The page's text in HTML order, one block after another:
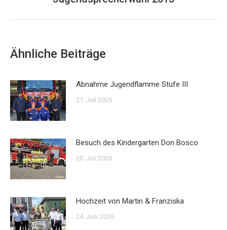
Ähnliche Beiträge
Abnahme Jugendflamme Stufe III
21. Juli 2026
Besuch des Kindergarten Don Bosco
20. Juli 2026
Hochzeit von Martin & Franziska
24. Juni 2026